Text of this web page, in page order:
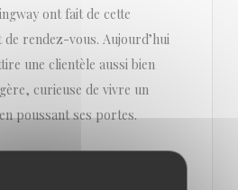
ont fait de cette
rendez-vous. Aujourd’hui
une clientèle aussi bien
curieuse de vivre un
poussant ses portes.